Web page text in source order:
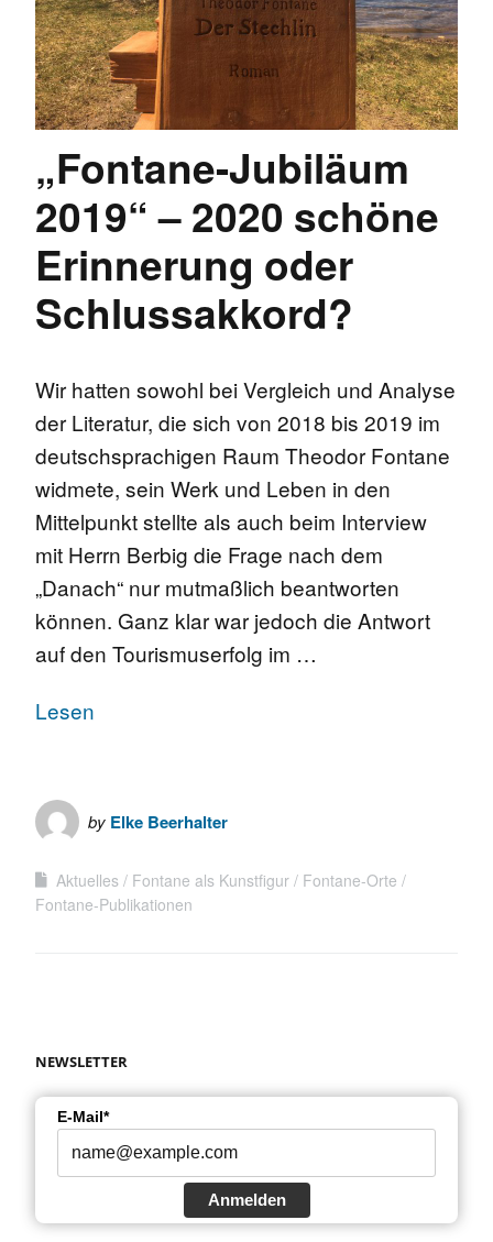
„Fontane-Jubiläum
2019“ – 2020 schöne
Erinnerung oder
Schlussakkord?
Wir hatten sowohl bei Vergleich und Analyse
der Literatur, die sich von 2018 bis 2019 im
deutschsprachigen Raum Theodor Fontane
widmete, sein Werk und Leben in den
Mittelpunkt stellte als auch beim Interview
mit Herrn Berbig die Frage nach dem
„Danach“ nur mutmaßlich beantworten
können. Ganz klar war jedoch die Antwort
auf den Tourismuserfolg im …
Lesen
by Elke Beerhalter
Aktuelles Fontane als Kunstfigur
Fontane-Orte
Fontane-Publikationen
NEWSLETTER
E-Mail*
Anmelden